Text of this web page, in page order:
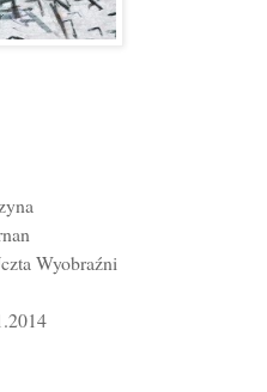
Wyobraźni